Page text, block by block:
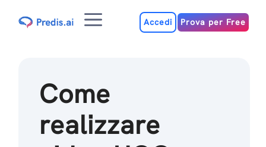
MenuAccedi Prova per Free
Come
realizzare